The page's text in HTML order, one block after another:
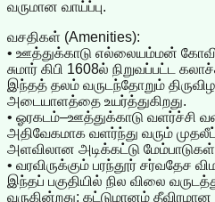
வருமான வாய்ப்பு.
வசதிகள் (Amenities):
• ஊத்துக்காடு எல்லையம்மன்
சுமார் கிபி 1608ல் நிறுவப்பட்ட
இந்தத் தலம் வருடந்தோறும்
அடையாளத்தை உயர்த்துகிறது.
• ஓரகடம்–ஊத்துக்காடு
அதிவேகமாக வளர்ந்து வரும்
அளவிலான அடிக்கட்டு
• வரவிருக்கும் பரந்தூர் சர்வதேச
இந்தப் பகுதியில் நில விலை
வருகின்றது; கட்டுமானம் தீவிரமான